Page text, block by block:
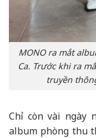
MONO ra mắt
Ca. Trước khi ra
truyền
Chỉ còn vài ngày
album phòng thu